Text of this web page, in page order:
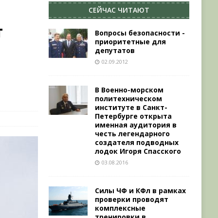
СЕЙЧАС ЧИТАЮТ
Вопросы безопасности ­
приоритетные для
депутатов
02.09.2012
В Военно-морском
политехническом
институте в Санкт-
Петербурге открыта
именная аудитория в
честь легендарного
создателя подводных
лодок Игоря Спасского
03.08.2016
Силы ЧФ и КФл в рамках
проверки проводят
комплексные